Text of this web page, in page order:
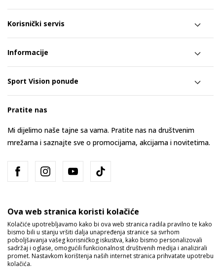
Korisnički servis
Informacije
Sport Vision ponude
Pratite nas
Mi dijelimo naše tajne sa vama. Pratite nas na društvenim
mrežama i saznajte sve o promocijama, akcijama i novitetima.
Bosna i Hercegovina Promijenite
Ova web stranica koristi kolačiće
Kolačiće upotrebljavamo kako bi ova web stranica radila pravilno te kako
bismo bili u stanju vršiti dalja unapređenja stranice sa svrhom
poboljšavanja vašeg korisničkog iskustva, kako bismo personalizovali
sadržaj i oglase, omogućili funkcionalnost društvenih medija i analizirali
promet. Nastavkom korištenja naših internet stranica prihvatate upotrebu
kolačića.